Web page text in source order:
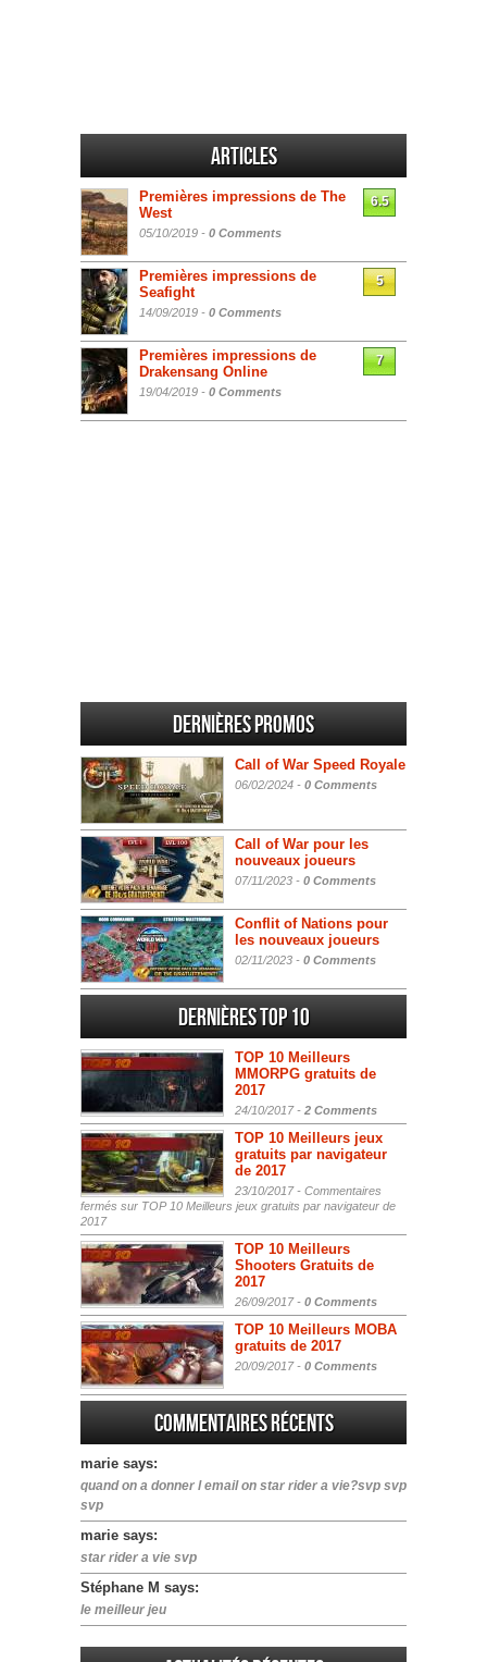
Articles
Premières impressions de The
West
05/10/2019 - 0 Comments
6.5
Premières impressions de
Seafight
14/09/2019 - 0 Comments
5
Premières impressions de
Drakensang Online
19/04/2019 - 0 Comments
7
Dernières promos
Call of War Speed Royale
06/02/2024 - 0 Comments
Call of War pour les
nouveaux joueurs
07/11/2023 - 0 Comments
Conflit of Nations pour
les nouveaux joueurs
02/11/2023 - 0 Comments
Dernières Top 10
TOP 10 Meilleurs
MMORPG gratuits de
2017
24/10/2017 - 2 Comments
TOP 10 Meilleurs jeux
gratuits par navigateur
de 2017
23/10/2017 - Commentaires
fermés sur TOP 10 Meilleurs jeux gratuits par navigateur de
2017
TOP 10 Meilleurs
Shooters Gratuits de
2017
26/09/2017 - 0 Comments
TOP 10 Meilleurs MOBA
gratuits de 2017
20/09/2017 - 0 Comments
Commentaires récents
marie says:
quand on a donner l email on star rider a vie?svp svp
svp
marie says:
star rider a vie svp
Stéphane M says:
le meilleur jeu